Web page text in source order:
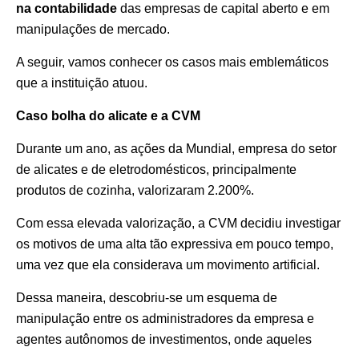
na contabilidade das empresas de capital aberto e em
manipulações de mercado.
A seguir, vamos conhecer os casos mais emblemáticos
que a instituição atuou.
Caso bolha do alicate e a CVM
Durante um ano, as ações da Mundial, empresa do setor
de alicates e de eletrodomésticos, principalmente
produtos de cozinha, valorizaram 2.200%.
Com essa elevada valorização, a CVM decidiu investigar
os motivos de uma alta tão expressiva em pouco tempo,
uma vez que ela considerava um movimento artificial.
Dessa maneira, descobriu-se um esquema de
manipulação entre os administradores da empresa e
agentes autônomos de investimentos, onde aqueles